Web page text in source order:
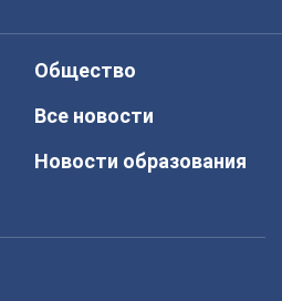
Общество
Все новости
Новости образования